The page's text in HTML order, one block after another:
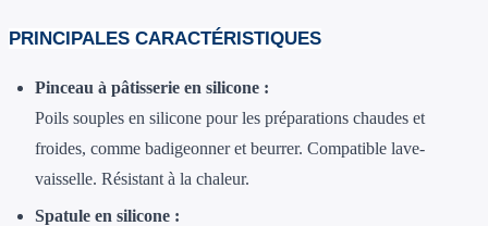
PRINCIPALES CARACTÉRISTIQUES
Pinceau à pâtisserie en silicone :
Poils souples en silicone pour les préparations chaudes et
froides, comme badigeonner et beurrer. Compatible lave-
vaisselle. Résistant à la chaleur.
Spatule en silicone :